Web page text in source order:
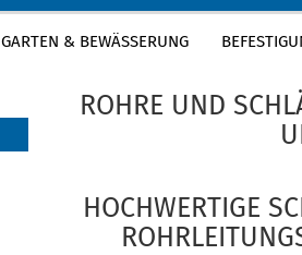
GARTEN & BEWÄSSERUNG
Startseite » Rohre & Schläuche
ROHRE UND
HOCHWERTIGE